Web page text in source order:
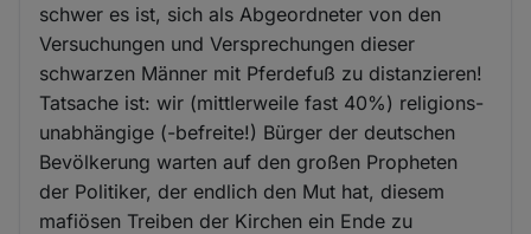
schwer es ist, sich als Abgeordneter von den
Versuchungen und Versprechungen dieser
schwarzen Männer mit Pferdefuß zu distanzieren!
Tatsache ist: wir (mittlerweile fast 40%) religions-
unabhängige (-befreite!) Bürger der deutschen
Bevölkerung warten auf den großen Propheten
der Politiker, der endlich den Mut hat, diesem
mafiösen Treiben der Kirchen ein Ende zu